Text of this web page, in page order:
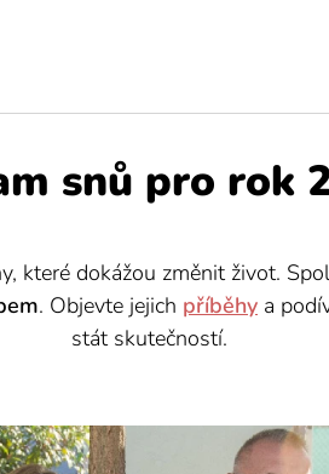
snů pro rok
které dokážou změnit život.
. Objevte jejich příběhy a
stát skutečností.